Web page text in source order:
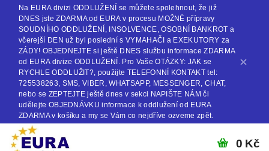
Na EURA divizi ODDLUŽENÍ se můžete spolehnout, že již
DNES jste ZDARMA od EURA v procesu MOŽNÉ přípravy
SOUDNÍHO ODDLUŽENÍ, INSOLVENCE, OSOBNÍ BANKROT a
včerejší DEN už byl poslední s VYMAHAČI a EXEKUTORY za
ZÁDY! OBJEDNEJTE si ještě DNES službu informace ZDARMA
od EURA divize ODDLUŽENÍ. Pro Vaše OTÁZKY: JAK se
RYCHLE ODDLUŽIT?, použijte TELEFONNÍ KONTAKT tel:
725538263, SMS, VIBER, WHATSAPP, MESSENGER, CHAT,
nebo se ZEPTEJTE ještě dnes v sekci NAPIŠTE NÁM či
udělejte OBJEDNÁVKU informace k oddlužení od EURA
ZDARMA v košíku a my se Vám co nejdříve ozveme zpět.
0 Kč